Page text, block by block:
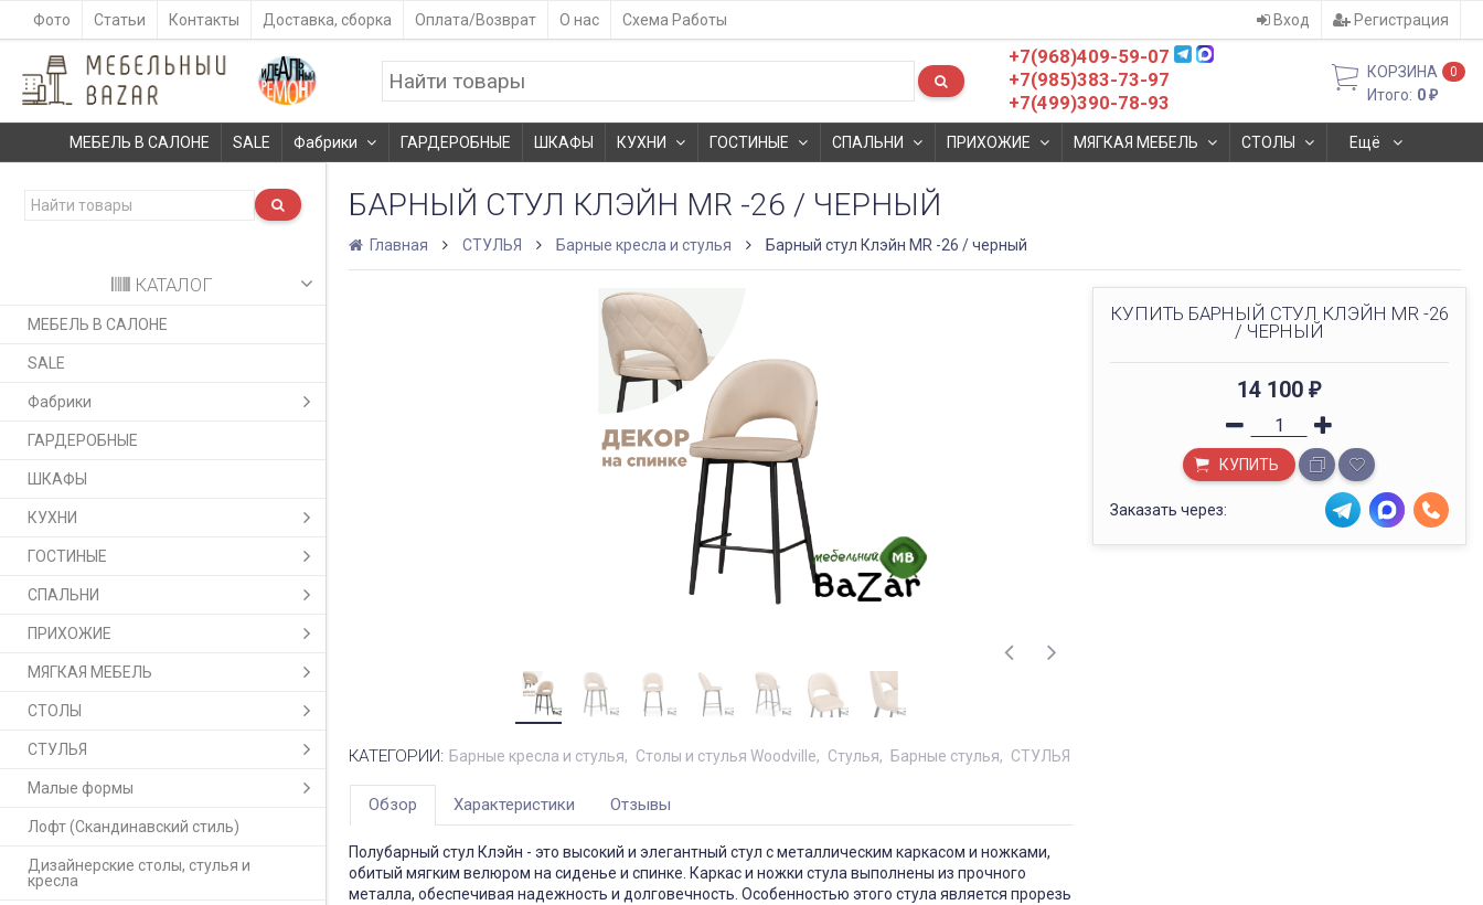
Фото Статьи Контакты Доставка, сборка Оплата/Возврат О нас Схема Работы Вход Регистрация
+7(968)409-59-07
+7(985)383-73-97
+7(499)390-78-93
КОРЗИНА 0
Итого: 0₽
МЕБЕЛЬ В САЛОНЕ SALE Фабрики ГАРДЕРОБНЫЕ ШКАФЫ КУХНИ ГОСТИНЫЕ СПАЛЬНИ ПРИХОЖИЕ МЯГКАЯ МЕБЕЛЬ СТОЛЫ Ещё
КАТАЛОГ
МЕБЕЛЬ В САЛОНЕ
SALE
Фабрики
ГАРДЕРОБНЫЕ
ШКАФЫ
КУХНИ
ГОСТИНЫЕ
СПАЛЬНИ
ПРИХОЖИЕ
МЯГКАЯ МЕБЕЛЬ
СТОЛЫ
СТУЛЬЯ
Малые формы
Лофт (Скандинавский стиль)
Дизайнерские столы, стулья и
кресла
БАРНЫЙ СТУЛ КЛЭЙН MR -26 / ЧЕРНЫЙ
Главная СТУЛЬЯ Барные кресла и стулья Барный стул Клэйн MR -26 / черный
КУПИТЬ БАРНЫЙ СТУЛ КЛЭЙН MR -26
/ ЧЕРНЫЙ
14 100₽
КУПИТЬ
Заказать через:
КАТЕГОРИИ: Барные кресла и стулья Столы и стулья Woodville Стулья Барные стулья СТУЛЬЯ
Обзор Характеристики Отзывы
Полубарный стул Клэйн - это высокий и элегантный стул с металлическим каркасом и ножками,
обитый мягким велюром на сиденье и спинке. Каркас и ножки стула выполнены из прочного
металла, обеспечивая надежность и долговечность. Особенностью этого стула является прорезь